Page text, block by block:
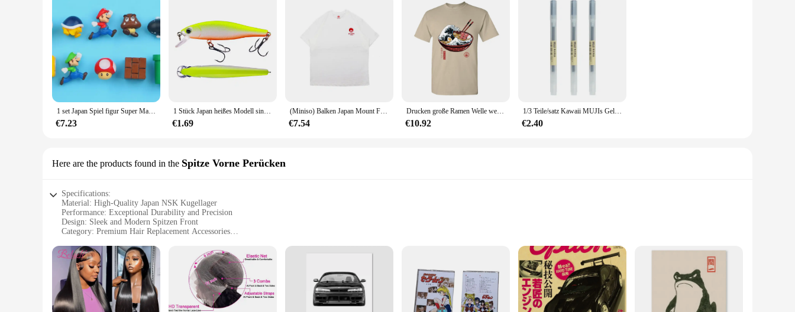
1 set Japan Spiel figur Super Mario Bros Kühlschrank Magnete Kühlschrank Aufkleber Ornament Luigi Yoshi Kröte Mini Figur Puppe
€7.23
1 Stück Japan heißes Modell sinkende Elritze Angel köder 8,5 cm 9,2g Jerkbait Bass Hecht Carkbait Wobbler Swimbait Profi Köder
€1.69
(Miniso) Balken Japan Mount Fuji Baumwolle T-Shirt Kind T-Shirt Top Männer Baumwolle T-Shirt Top Sommer Frauen Baumwolle T-Shirt Männer Kleidung
€7.54
Drucken große Ramen Welle weiße Tops T-Shirt für Männer klassische Japan-Stil Rundhals ausschnitt 100% Baumwolle Kurzarm T-Shirt Nudel T-Shirts
€10.92
1/3 Teile/satz Kawaii MUJIs Gel Stift Schwarz/Rot/Blau 0,38mm 0,5mm Tinte Japan Farbe stift Büro Schule Kugelschreiber Japanische Schreibwaren
€2.40
Here are the products found in the Spitze Vorne Perücken
Specifications:
Material: High-Quality Japan NSK Kugellager
Performance: Exceptional Durability and Precision
Design: Sleek and Modern Spitzen Front
Category: Premium Hair Replacement Accessories
Applicable Scenarios: Suitable for Various Hair Styling Needs
Features:
**Unmatched Quality and Precision**
The Japan NSK kugellager 17 40 10 is a testament to the fusion of Japanese engineering and innovation with the latest in hair replacement technology. This product boasts a robust construction with
high-quality materials, ensuring that it withstands the rigors of daily use. Its precision-engineered components, such as the spitzen front, are designed to provide a natural look and feel, making it an
ideal choice for those seeking a seamless hair replacement solution.